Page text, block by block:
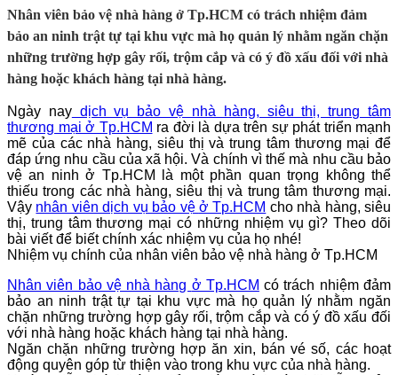
Nhân viên bảo vệ nhà hàng ở Tp.HCM có trách nhiệm đảm
bảo an ninh trật tự tại khu vực mà họ quản lý nhằm ngăn chặn
những trường hợp gây rối, trộm cắp và có ý đồ xấu đối với nhà
hàng hoặc khách hàng tại nhà hàng.
Ngày naydịch vụ bảo vệ nhà hàng, siêu thị, trung tâm
thương mại ở Tp.HCM ra đời là dựa trên sự phát triển mạnh
mẽ của các nhà hàng, siêu thị và trung tâm thương mại để
đáp ứng nhu cầu của xã hội. Và chính vì thế mà nhu cầu bảo
vệ an ninhở Tp.HCM
là một phần quan trọng không thể
thiếu trong các nhà hàng, siêu thị và trung tâm thương mại.
Vậy nhân viên dịch vụ bảo vệ ở Tp.HCM cho nhà hàng, siêu
thị, trung tâm thương mại có những nhiệm vụ gì? Theo dõi
bài viết để biết chính xác nhiệm vụ của họ nhé!
Nhiệm vụ chính của nhân viên bảo vệ nhà hàng ở Tp.HCM
Nhân viên bảo vệ nhà hàng ở Tp.HCM có trách nhiệm đảm
bảo an ninh trật tự tại khu vực mà họ quản lý nhằm ngăn
chặn những trường hợp gây rối, trộm cắp và có ý đồ xấu đối
với nhà hàng hoặc khách hàng tại nhà hàng.
Ngăn chặn những trường hợp ăn xin, bán vé số, các hoạt
động quyên góp từ thiện vào trong khu vực của nhà hàng.